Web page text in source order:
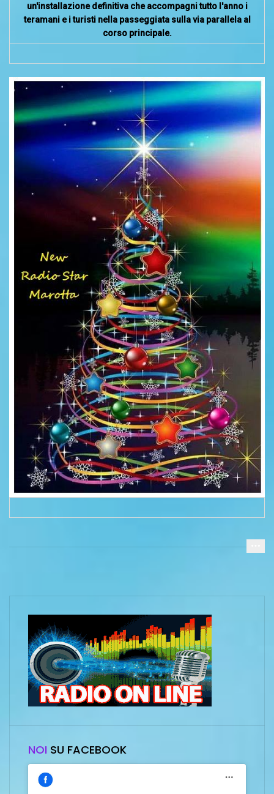
un'installazione definitiva che accompagni tutto l'anno i
teramani e i turisti nella passeggiata sulla via parallela al
corso principale.
NOI SU FACEBOOK